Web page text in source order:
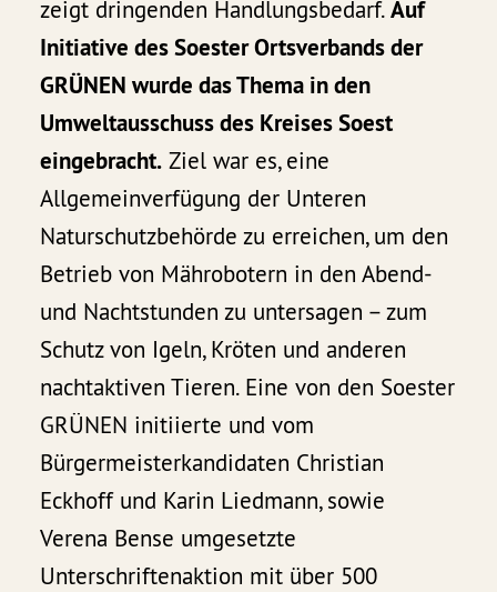
zeigt dringenden Handlungsbedarf.Auf
Initiative des Soester Ortsverbands der
GRÜNEN wurde das Thema in den
Umweltausschuss des Kreises Soest
eingebracht. Ziel war es, eine
Allgemeinverfügung der Unteren
Naturschutzbehörde zu erreichen, um den
Betrieb von Mährobotern in den Abend-
und Nachtstunden zu untersagen – zum
Schutz von Igeln, Kröten und anderen
nachtaktiven Tieren. Eine von den Soester
GRÜNEN initiierte und vom
Bürgermeisterkandidaten Christian
Eckhoff und Karin Liedmann, sowie
Verena Bense umgesetzte
Unterschriftenaktion mit über 500